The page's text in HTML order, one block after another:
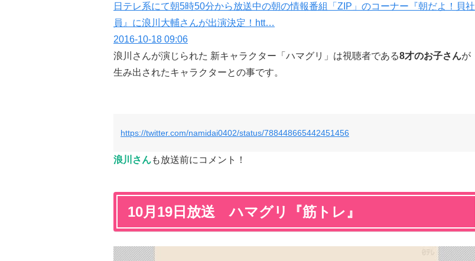
日テレ系にて朝5時50分から放送中の朝の情報番組「ZIP」のコーナー『朝だよ！貝社
員』に浪川大輔さんが出演決定！htt…
2016-10-18 09:06
浪川さんが演じられた 新キャラクター「ハマグリ」は視聴者である8才のお子さんが
生み出されたキャラクターとの事です。
https://twitter.com/namidai0402/status/788448665442451456
浪川さんも放送前にコメント！
10月19日放送 ハマグリ『筋トレ』